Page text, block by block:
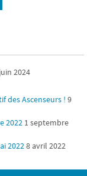
2024
des Ascenseurs ! 9
2022 1 septembre
2022 8 avril 2022